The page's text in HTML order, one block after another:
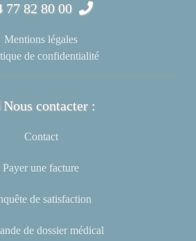
77 82 80 00
Mentions légales
de confidentialité
Nous contacter :
Contact
Payer une facture
de satisfaction
de dossier médical